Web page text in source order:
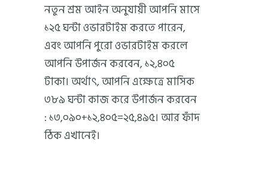
নতুন শ্রম আইন অনুযায়ী আপনি মাসে
১২৫ ঘন্টা ওভারটাইম করতে পারেন,
এবং আপনি পুরো ওভারটাইম করলে
আপনি উপার্জন করবেন, ১২,৪০৫
টাকা। অর্থাৎ, আপনি এক্ষেত্রে মাসিক
৩৮৯ ঘন্টা কাজ করে উপার্জন করবেন
: ১৩,০৯০+১২,৪০৫=২৫,৪৯৫। আর ফাঁদ
ঠিক এখানেই।